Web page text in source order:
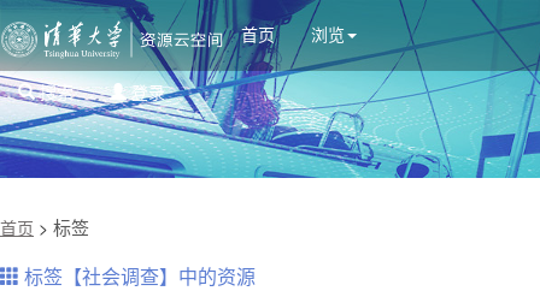
首页 浏览
搜索 登录
首页 > 标签
标签【社会调查】中的资源